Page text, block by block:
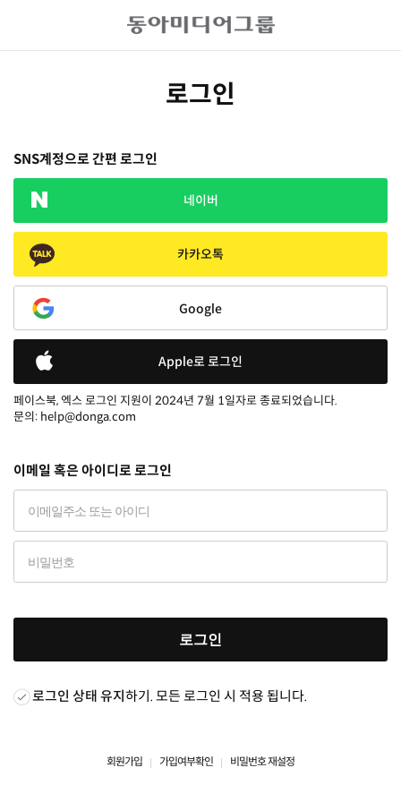
로그인
SNS계정으로 간편 로그인
네이버
카카오톡
Google
Apple로 로그인
페이스북, 엑스 로그인 지원이 2024년 7월 1일자로 종료되었습니다.
문의: help@donga.com
이메일 혹은 아이디로 로그인
로그인
로그인 상태 유지하기. 모든 로그인 시 적용 됩니다.
회원가입 가입여부확인 비밀번호 재설정